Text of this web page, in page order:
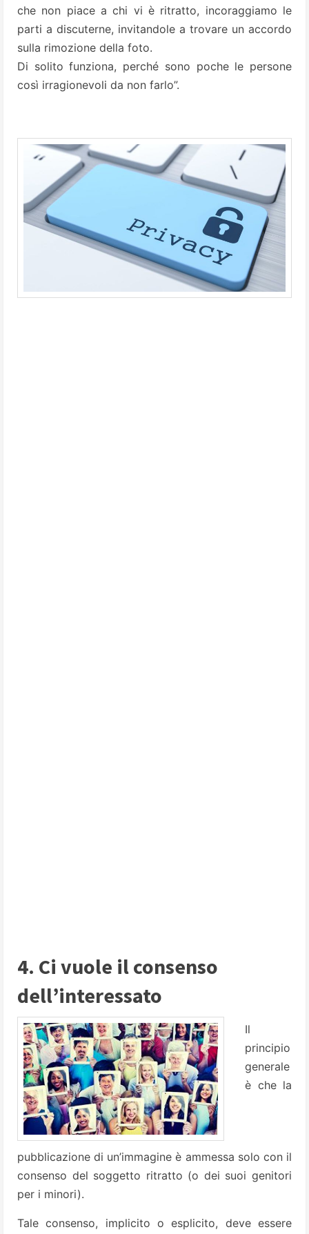
che non piace a chi vi è ritratto, incoraggiamo le
parti a discuterne, invitandole a trovare un accordo
sulla rimozione della foto.
Di solito funziona, perché sono poche le persone
così irragionevoli da non farlo”.
4. Ci vuole il consenso
dell’interessato
Il
principio
generale
è che la
pubblicazione di un’immagine è ammessa solo con il
consenso del soggetto ritratto (o dei suoi genitori
per i minori).
Tale consenso, implicito o esplicito, deve essere